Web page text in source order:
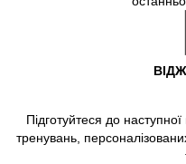
Підготуйтеся до
тренувань,